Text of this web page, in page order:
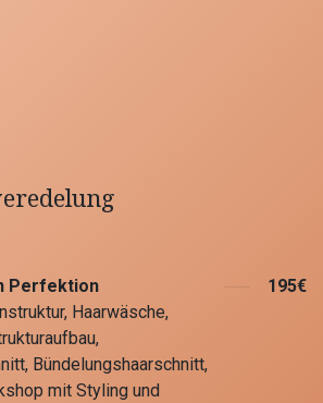
Perfektion
Haarwäsche,
Bündelungshaarschnitt,
mit Styling und
195€